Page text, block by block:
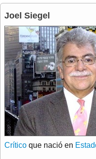
Joel Siegel
Crítico que nació en